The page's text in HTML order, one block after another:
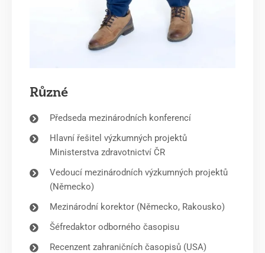
Různé
Předseda mezinárodních konferencí
Hlavní řešitel výzkumných projektů
Ministerstva zdravotnictví ČR
Vedoucí mezinárodních výzkumných projektů
(Německo)
Mezinárodní korektor (Německo, Rakousko)
Šéfredaktor odborného časopisu
Recenzent zahraničních časopisů (USA)